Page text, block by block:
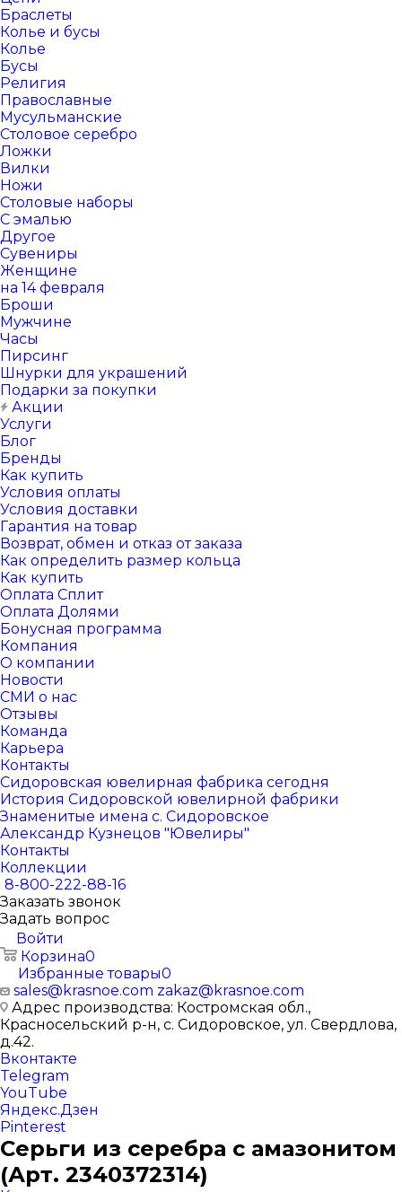
Браслеты
Колье и бусы
Колье
Бусы
Религия
Православные
Мусульманские
Столовое серебро
Ложки
Вилки
Ножи
Столовые наборы
С эмалью
Другое
Сувениры
Женщине
на 14 февраля
Броши
Мужчине
Часы
Пирсинг
Шнурки для украшений
Подарки за покупки
Акции
Услуги
Блог
Бренды
Как купить
Условия оплаты
Условия доставки
Гарантия на товар
Возврат, обмен и отказ от заказа
Как определить размер кольца
Как купить
Оплата Сплит
Оплата Долями
Бонусная программа
Компания
О компании
Новости
СМИ о нас
Отзывы
Команда
Карьера
Контакты
Сидоровская ювелирная фабрика сегодня
История Сидоровской ювелирной фабрики
Знаменитые имена с. Сидоровское
Александр Кузнецов "Ювелиры"
Контакты
Коллекции
8-800-222-88-16
Заказать звонок
Задать вопрос
Войти
Корзина0
Избранные товары0
sales@krasnoe.com zakaz@krasnoe.com
Адрес производства: Костромская обл.,
Красносельский р-н, с. Сидоровское, ул. Свердлова,
д.42.
Вконтакте
Telegram
YouTube
Яндекс.Дзен
Pinterest
Серьги из серебра с амазонитом
(Арт. 2340372314)